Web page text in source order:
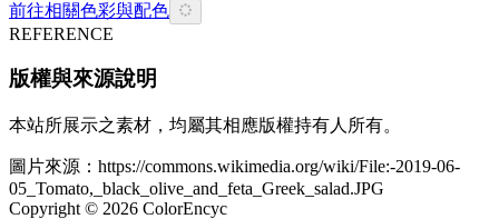
前往相關色彩與配色
REFERENCE
版權與來源說明
本站所展示之素材，均屬其相應版權持有人所有。
圖片來源： https://commons.wikimedia.org/wiki/File:-2019-06-
05_Tomato,_black_olive_and_feta_Greek_salad.JPG
Copyright © 2026 ColorEncyc